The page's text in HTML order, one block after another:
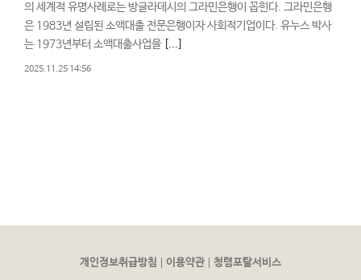
의 세계적 유명사례로는 방글라데시의 그라민은행이 꼽힌다. 그라민은행
은 1983년 설립된 소액대출 전문은행이자 사회적기업이다. 유누스 박사
는 1973년부터 소액대출사업을 [...]
2025.11.25 14:56
개인정보취급방침 이용약관 청렴포탈서비스